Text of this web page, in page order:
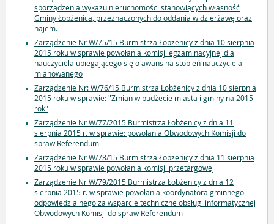
sporządzenia wykazu nieruchomości stanowiących własność
Gminy Łobżenica, przeznaczonych do oddania w dzierżawę oraz
najem.
Zarządzenie Nr W/75/15 Burmistrza Łobżenicy z dnia 10 sierpnia
2015 roku w sprawie powołania komisji egzaminacyjnej dla
nauczyciela ubiegającego się o awans na stopień nauczyciela
mianowanego
Zarządzenie Nr: W/76/15 Burmistrza Łobżenicy z dnia 10 sierpnia
2015 roku w sprawie: "Zmian w budżecie miasta i gminy na 2015
rok"
Zarządzenie Nr W/77/2015 Burmistrza Łobżenicy z dnia 11
sierpnia 2015 r. w sprawie: powołania Obwodowych Komisji do
spraw Referendum
Zarządzenie Nr W/78/15 Burmistrza Łobżenicy z dnia 11 sierpnia
2015 roku w sprawie powołania komisji przetargowej
Zarządzenie Nr W/79/2015 Burmistrza Łobżenicy z dnia 12
sierpnia 2015 r. w sprawie powołania koordynatora gminnego
odpowiedzialnego za wsparcie techniczne obsługi informatycznej
Obwodowych Komisji do spraw Referendum